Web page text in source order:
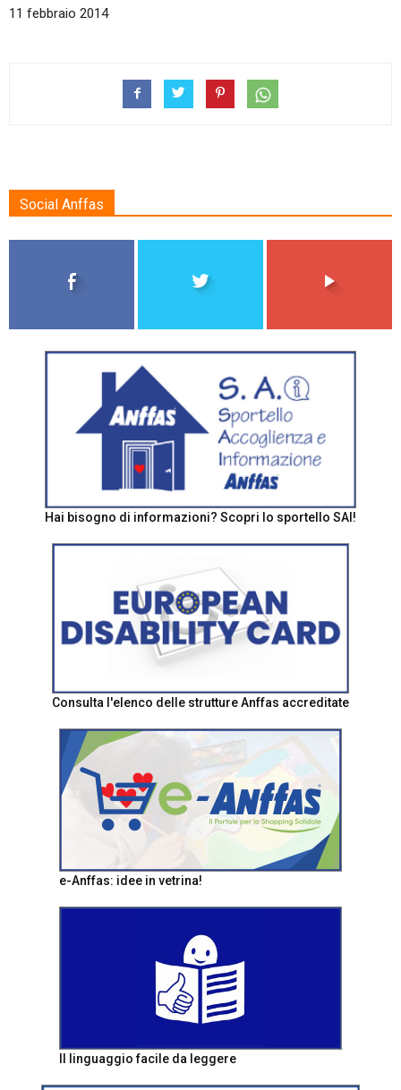
11 febbraio 2014
Social Anffas
Hai bisogno di informazioni? Scopri lo sportello SAI!
Consulta l'elenco delle strutture Anffas accreditate
e-Anffas: idee in vetrina!
Il linguaggio facile da leggere